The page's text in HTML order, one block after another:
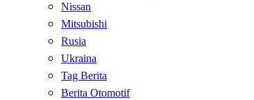
Nissan
Mitsubishi
Rusia
Ukraina
Tag Berita
Berita Otomotif